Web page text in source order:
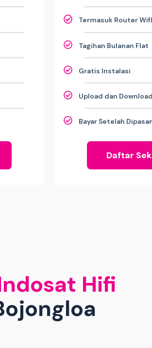
Termasuk Router WifI
Tagihan Bulanan Flat
Gratis Instalasi
Upload dan Download
Bayar Setelah
Daftar
Hifi